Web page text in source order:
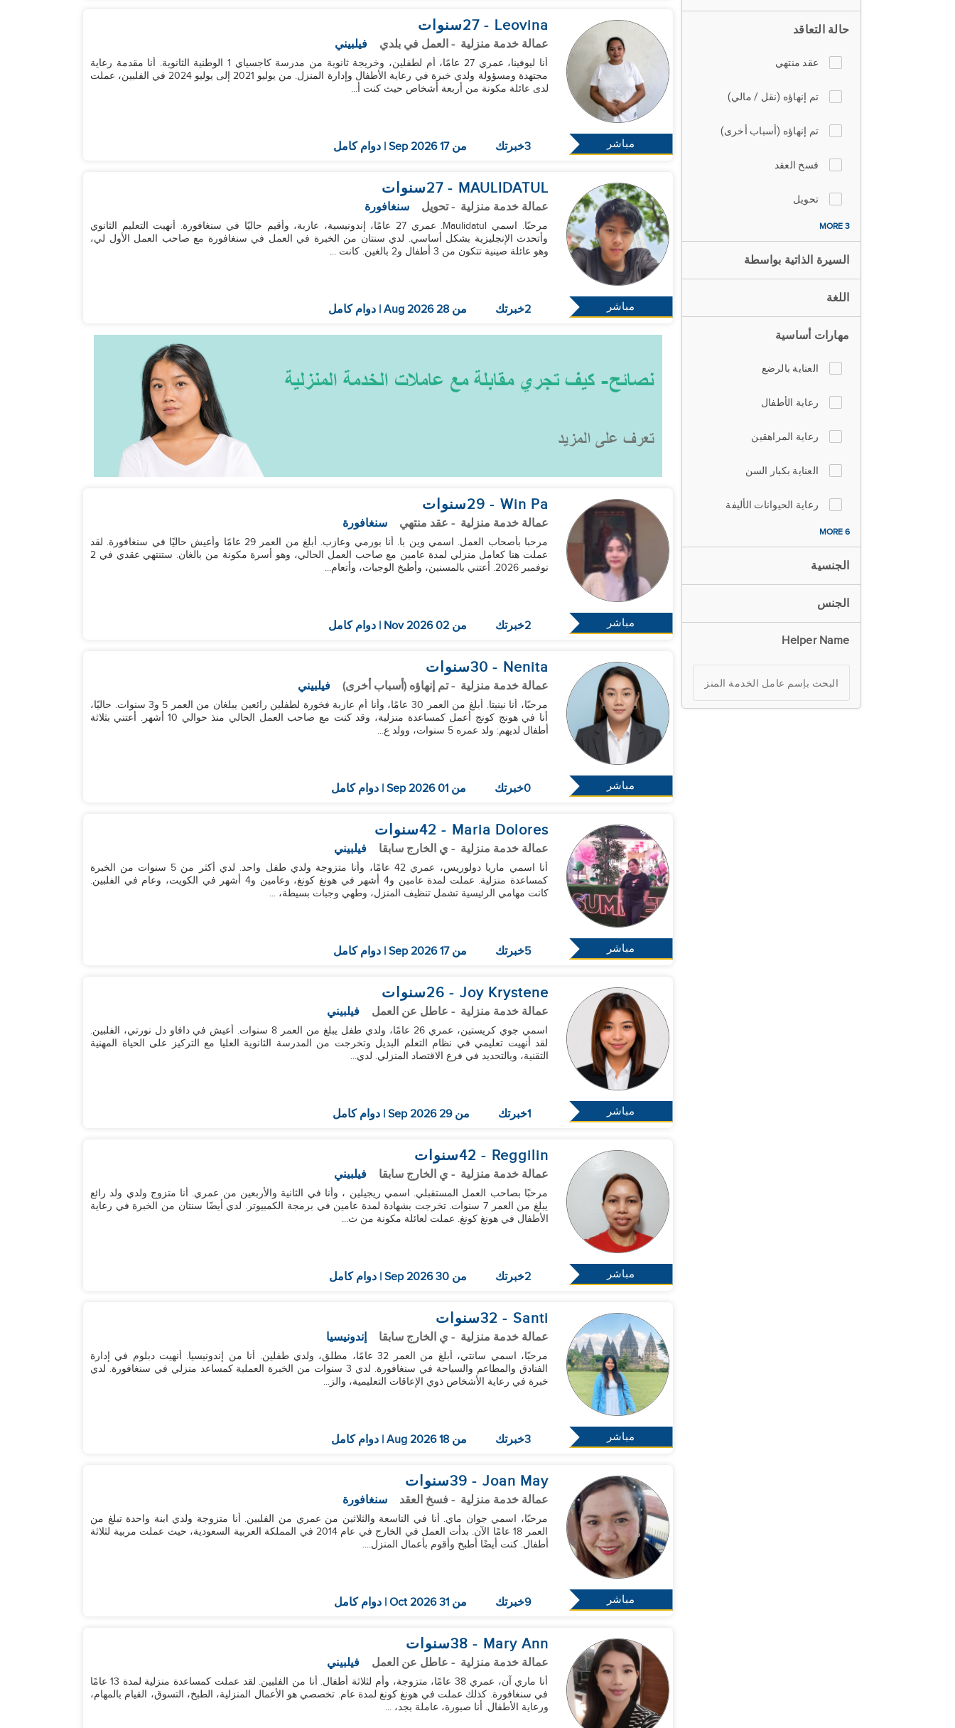
حالة التعاقد
عقد منتهي
تم إنهاؤه (نقل / مالي)
تم إنهاؤه (أسباب أخرى)
فسخ العقد
تحويل
3 MORE
السيرة الذاتية بواسطة
اللغة
مهارات أساسية
العناية بالرضع
رعاية الأطفال
رعاية المراهقين
العناية بكبار السن
رعاية الحيوانات الأليفة
6 MORE
الجنسية
الجنس
Helper Name
مباشر
Leovina
- 27 سنوات
عمالة خدمة منزلية - العمل في بلدي فيلبيني
أنا ليوفينا، عمري 27 عامًا، أم لطفلين، وخريجة ثانوية من مدرسة كاجسياي 1 الوطنية الثانوية. أنا مقدمة رعاية
مجتهدة ومسؤولة ولدي خبرة في رعاية الأطفال وإدارة المنزل. من يوليو 2021 إلى يوليو 2024 في الفلبين، عملت
لدى عائلة مكونة من أربعة أشخاص حيث كنت أ...
3خبرتك من 17 Sep 2026 | دوام كامل
مباشر
MAULIDATUL
- 27 سنوات
عمالة خدمة منزلية - تحويل سنغافورة
مرحبًا. اسمي Maulidatul. عمري 27 عامًا، إندونيسية، عازبة، وأقيم حاليًا في سنغافورة. أنهيت التعليم الثانوي
وأتحدث الإنجليزية بشكل أساسي. لدي سنتان من الخبرة في العمل في سنغافورة مع صاحب العمل الأول لي،
وهو عائلة صينية تتكون من 3 أطفال و2 بالغين. كانت ...
2خبرتك من 28 Aug 2026 | دوام كامل
مباشر
Win Pa
- 29 سنوات
عمالة خدمة منزلية - عقد منتهي سنغافورة
مرحبا بأصحاب العمل. اسمي وين با. أنا بورمي وعازب. أبلغ من العمر 29 عامًا وأعيش حاليًا في سنغافورة. لقد
عملت هنا كعامل منزلي لمدة عامين مع صاحب العمل الحالي، وهو أسرة مكونة من بالغان. ستنتهي عقدي في 2
نوفمبر 2026. أعتني بالمسنين، وأطبخ الوجبات، وأتعام...
2خبرتك من 02 Nov 2026 | دوام كامل
مباشر
Nenita
- 30 سنوات
عمالة خدمة منزلية - تم إنهاؤه (أسباب أخرى) فيلبيني
مرحبًا، أنا نينيتا. أبلغ من العمر 30 عامًا، وأنا أم عازبة فخورة لطفلين رائعين يبلغان من العمر 5 و3 سنوات. حاليًا،
أنا في هونج كونج أعمل كمساعدة منزلية، وقد كنت مع صاحب العمل الحالي منذ حوالي 10 أشهر. أعتني بثلاثة
أطفال لديهم: ولد عمره 5 سنوات، وولد ع...
0خبرتك من 01 Sep 2026 | دوام كامل
مباشر
Maria Dolores
- 42 سنوات
عمالة خدمة منزلية - ي الخارج سابقا فيلبيني
أنا اسمي ماريا دولوريس، عمري 42 عامًا، وأنا متزوجة ولدي طفل واحد. لدي أكثر من 5 سنوات من الخبرة
كمساعدة منزلية. عملت لمدة عامين و4 أشهر في هونغ كونغ، وعامين و4 أشهر في الكويت، وعام في الفلبين.
كانت مهامي الرئيسية تشمل تنظيف المنزل، وطهي وجبات بسيطة، ...
5خبرتك من 17 Sep 2026 | دوام كامل
مباشر
Joy Krystene
- 26 سنوات
عمالة خدمة منزلية - عاطل عن العمل فيلبيني
اسمي جوي كريستين، عمري 26 عامًا، ولدي طفل يبلغ من العمر 8 سنوات. أعيش في دافاو دل نورتي، الفلبين.
لقد أنهيت تعليمي في نظام التعلم البديل وتخرجت من المدرسة الثانوية العليا مع التركيز على الحياة المهنية
التقنية، وبالتحديد في فرع الاقتصاد المنزلي. لدي...
1خبرتك من 29 Sep 2026 | دوام كامل
مباشر
Reggilin
- 42 سنوات
عمالة خدمة منزلية - ي الخارج سابقا فيلبيني
مرحبًا بصاحب العمل المستقبلي. اسمي ريجيلين ، وأنا في الثانية والأربعين من عمري. أنا متزوج ولدي ولد رائع
يبلغ من العمر 7 سنوات. تخرجت بشهادة لمدة عامين في برمجة الكمبيوتر. لدي أيضًا سنتان من الخبرة في رعاية
الأطفال في هونغ كونغ. عملت لعائلة مكونة من ث...
2خبرتك من 30 Sep 2026 | دوام كامل
مباشر
Santi
- 32 سنوات
عمالة خدمة منزلية - ي الخارج سابقا إندونيسيا
مرحبًا، اسمي سانتي، أبلغ من العمر 32 عامًا، مطلق، ولدي طفلين. أنا من إندونيسيا. أنهيت دبلوم في إدارة
الفنادق والمطاعم والسياحة في سنغافورة. لدي 3 سنوات من الخبرة العملية كمساعد منزلي في سنغافورة. لدي
خبرة في رعاية الأشخاص ذوي الإعاقات التعليمية، والز...
3خبرتك من 18 Aug 2026 | دوام كامل
مباشر
Joan May
- 39 سنوات
عمالة خدمة منزلية - فسخ العقد سنغافورة
مرحبًا، اسمي جوان ماي. أنا في التاسعة والثلاثين من عمري من الفلبين. أنا متزوجة ولدي ابنة واحدة تبلغ من
العمر 18 عامًا الآن. بدأت العمل في الخارج في عام 2014 في المملكة العربية السعودية، حيث عملت مربية لثلاثة
أطفال. كنت أيضًا أطبخ وأقوم بأعمال المنزل....
9خبرتك من 31 Oct 2026 | دوام كامل
Mary Ann
- 38 سنوات
عمالة خدمة منزلية - عاطل عن العمل فيلبيني
أنا ماري آن، عمري 38 عامًا، متزوجة، وأم لثلاثة أطفال. أنا من الفلبين. لقد عملت كمساعدة منزلية لمدة 13 عامًا
في سنغافورة. كذلك عملت في هونغ كونغ لمدة عام. تخصصي هو الأعمال المنزلية، الطبخ، التسوق، القيام بالمهام،
ورعاية الأطفال. أنا صبورة، عاملة بجد، ...